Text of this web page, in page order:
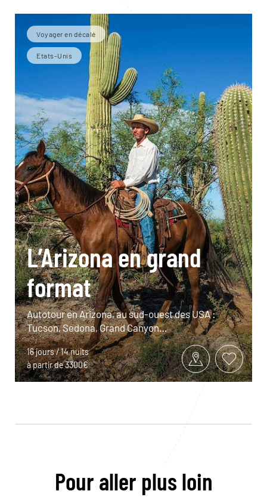
Voyager en décalé
Etats-Unis
L’Arizona en grand
format
Autotour en Arizona, au sud-ouest des USA :
Tucson, Sedona, Grand Canyon…
16 jours / 14 nuits
à partir de 3300€
Pour aller plus loin